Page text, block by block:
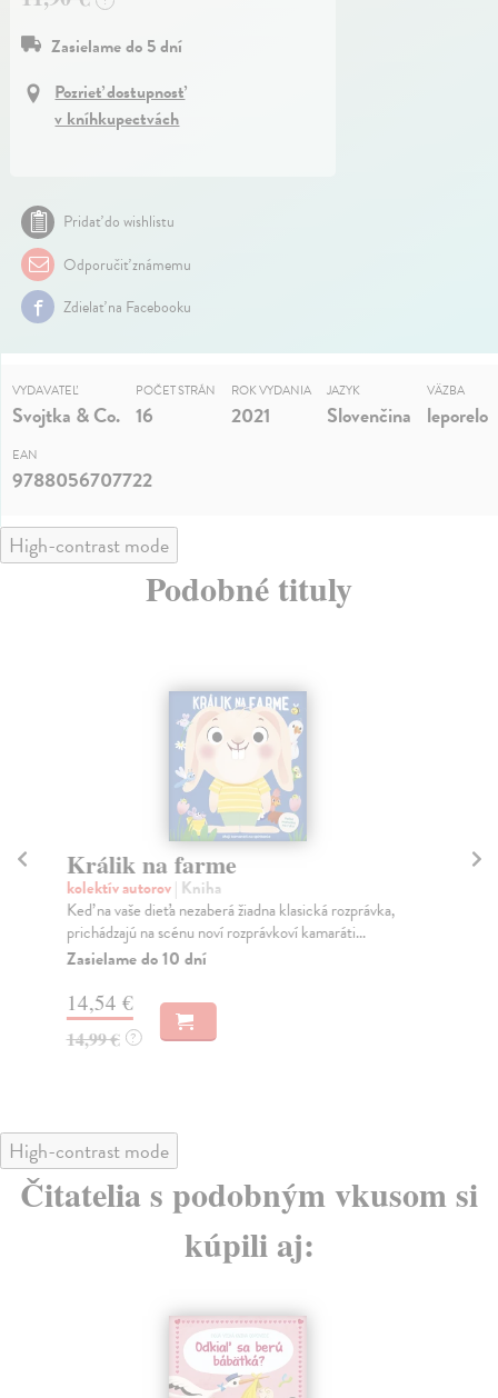
Zasielame do 5 dní
Pozrieť dostupnosť
v kníhkupectvách
Pridať do wishlistu
Odporučiť známemu
Zdielať na Facebooku
VYDAVATEĽ
Svojtka & Co.
POČET STRÁN
16
ROK VYDANIA
2021
JAZYK
Slovenčina
VÄZBA
leporelo
EAN
9788056707722
High-contrast mode
Podobné tituly
Králik na farme
kolektív autorov| Kniha
Keď na vaše dieťa nezaberá žiadna klasická rozprávka,
prichádzajú na scénu noví rozprávkoví kamaráti...
Zasielame do 10 dní
14,54 €
14,99 € ?
High-contrast mode
Čitatelia s podobným vkusom si
kúpili aj: